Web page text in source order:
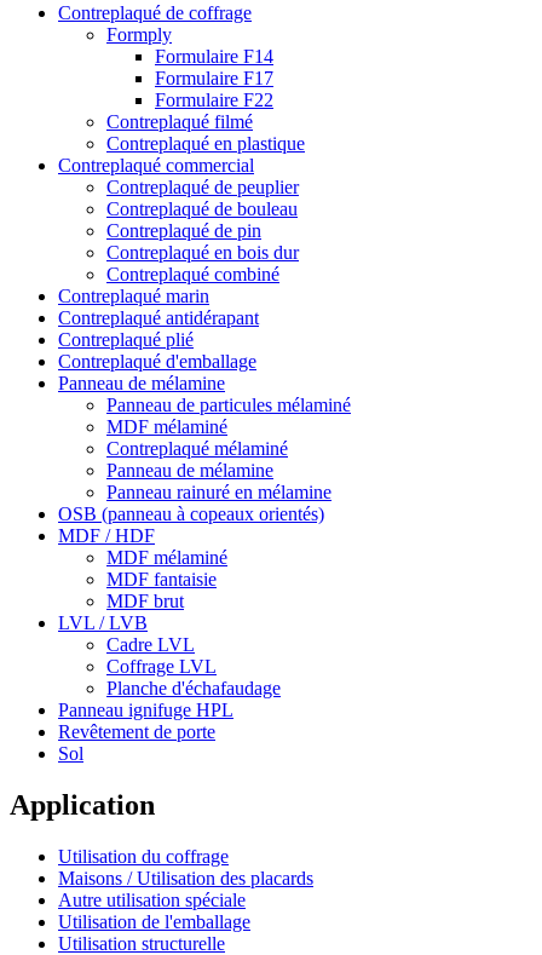
Contreplaqué de coffrage
Formply
Formulaire F14
Formulaire F17
Formulaire F22
Contreplaqué filmé
Contreplaqué en plastique
Contreplaqué commercial
Contreplaqué de peuplier
Contreplaqué de bouleau
Contreplaqué de pin
Contreplaqué en bois dur
Contreplaqué combiné
Contreplaqué marin
Contreplaqué antidérapant
Contreplaqué plié
Contreplaqué d'emballage
Panneau de mélamine
Panneau de particules mélaminé
MDF mélaminé
Contreplaqué mélaminé
Panneau de mélamine
Panneau rainuré en mélamine
OSB (panneau à copeaux orientés)
MDF / HDF
MDF mélaminé
MDF fantaisie
MDF brut
LVL / LVB
Cadre LVL
Coffrage LVL
Planche d'échafaudage
Panneau ignifuge HPL
Revêtement de porte
Sol
Application
Utilisation du coffrage
Maisons / Utilisation des placards
Autre utilisation spéciale
Utilisation de l'emballage
Utilisation structurelle